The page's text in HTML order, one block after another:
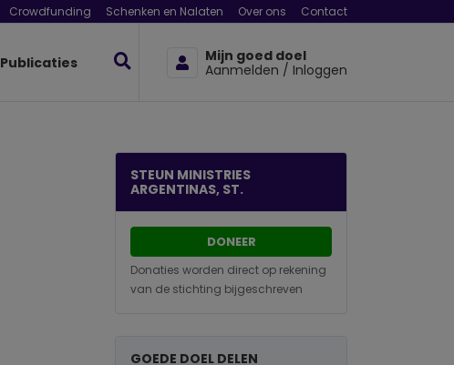
Crowdfunding Schenken en Nalaten Over ons Contact
Publicaties
Mijn goed doel
Aanmelden / Inloggen
STEUN MINISTRIES
ARGENTINAS, ST.
DONEER
Donaties worden direct op rekening
van de stichting bijgeschreven
GOEDE DOEL DELEN